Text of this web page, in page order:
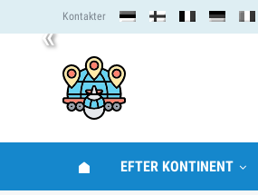
« Kontakter
EFTER KONTINENT